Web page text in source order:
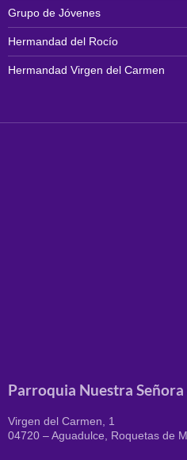
Grupo de Jóvenes
Hermandad del Rocío
Hermandad Virgen del Carmen
Parroquia Nuestra
Virgen del Carmen, 1
04720 – Aguadulce, Roquetas de